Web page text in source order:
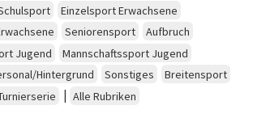
Einzelsport Erwachsene
Seniorensport
Aufbruch
Jugend
Mannschaftssport Jugend
Hintergrund Sonstiges
Breitensport
| Alle Rubriken